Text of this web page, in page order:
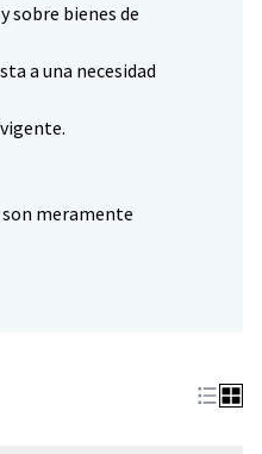
sobre bienes de
a una necesidad
son meramente